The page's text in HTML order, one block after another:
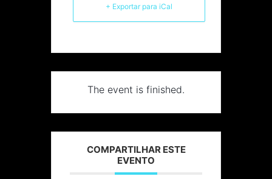
+ Exportar para iCal
The event is finished.
COMPARTILHAR ESTE
EVENTO